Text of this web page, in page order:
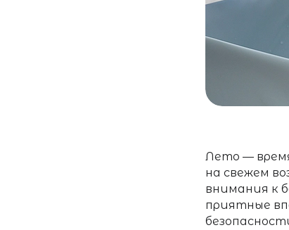
Лето —
на свежем
внимания к
приятные